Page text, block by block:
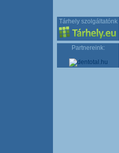
Tárhely szolgáltatónk
Partnereink: